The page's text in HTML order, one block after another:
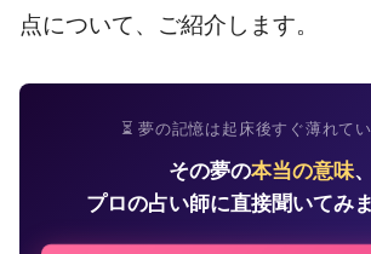
点について、ご紹介します。
⏳ 夢の記憶は起床後すぐ薄れて
その夢の本当の意味、
プロの占い師に直接聞いてみ